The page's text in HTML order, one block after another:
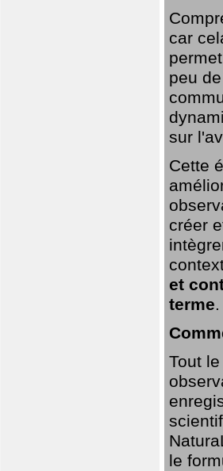
car
peu
sur
Cette
créer
et
terme.
Tout
le